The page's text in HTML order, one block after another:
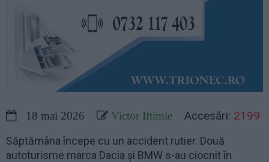
18 mai 2026 Victor Iftimie Accesări: 2199
Săptămâna începe cu un accident rutier. Două
autoturisme marca Dacia și BMW s-au ciocnit în